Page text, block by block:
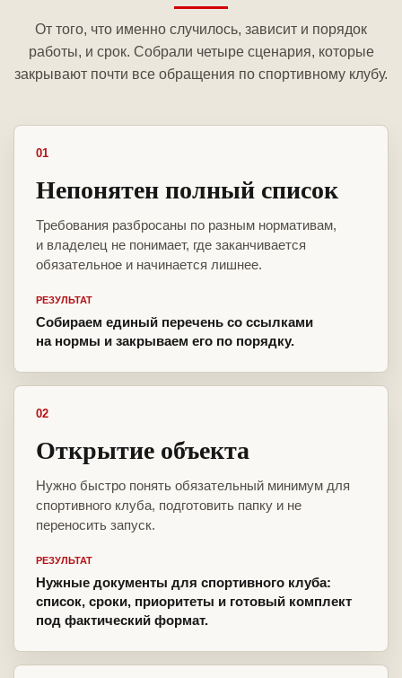
От того, что именно случилось, зависит и порядок
работы, и срок. Собрали четыре сценария, которые
закрывают почти все обращения по спортивному клубу.
01
Непонятен полный список
Требования разбросаны по разным нормативам,
и владелец не понимает, где заканчивается
обязательное и начинается лишнее.
РЕЗУЛЬТАТ
Собираем единый перечень со ссылками
на нормы и закрываем его по порядку.
02
Открытие объекта
Нужно быстро понять обязательный минимум для
спортивного клуба, подготовить папку и не
переносить запуск.
РЕЗУЛЬТАТ
Нужные документы для спортивного клуба:
список, сроки, приоритеты и готовый комплект
под фактический формат.